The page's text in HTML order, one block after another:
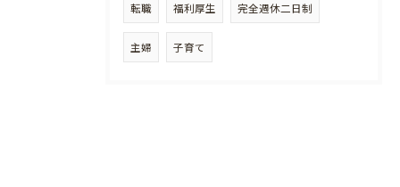
転職 福利厚生 完全週休二日制
主婦 子育て